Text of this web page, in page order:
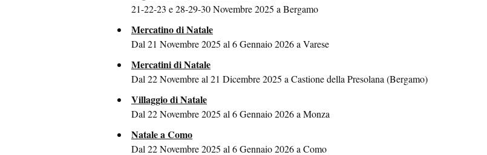
21-22-23 e 28-29-30 Novembre 2025 a Bergamo
Mercatino di Natale
Dal 21 Novembre 2025 al 6 Gennaio 2026 a Varese
Mercatini di Natale
Dal 22 Novembre al 21 Dicembre 2025 a Castione della Presolana (Bergamo)
Villaggio di Natale
Dal 22 Novembre 2025 al 6 Gennaio 2026 a Monza
Natale a Como
Dal 22 Novembre 2025 al 6 Gennaio 2026 a Como